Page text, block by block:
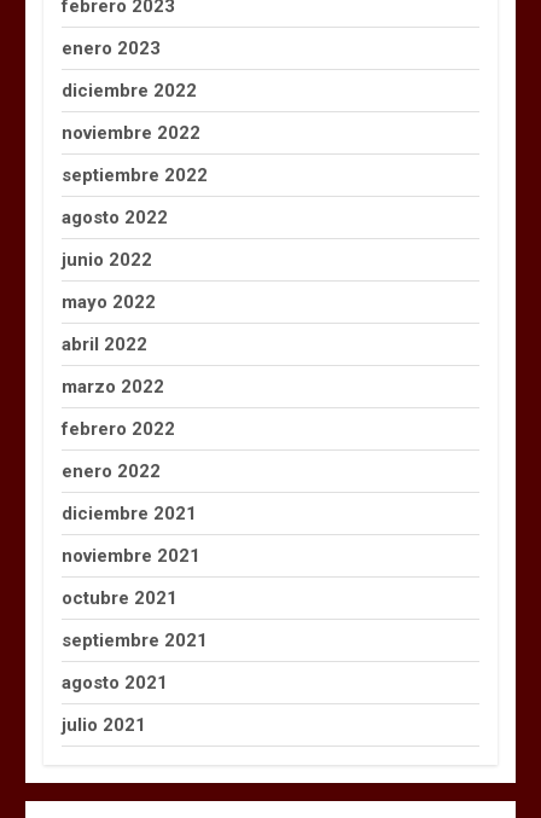
febrero 2023
enero 2023
diciembre 2022
noviembre 2022
septiembre 2022
agosto 2022
junio 2022
mayo 2022
abril 2022
marzo 2022
febrero 2022
enero 2022
diciembre 2021
noviembre 2021
octubre 2021
septiembre 2021
agosto 2021
julio 2021